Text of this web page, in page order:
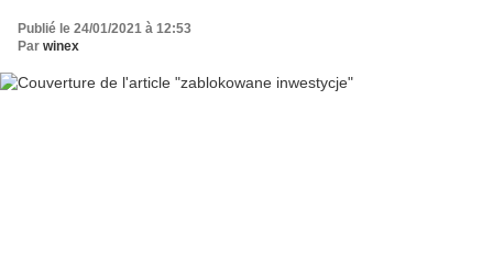
Publié le 24/01/2021 à 12:53
Par winex